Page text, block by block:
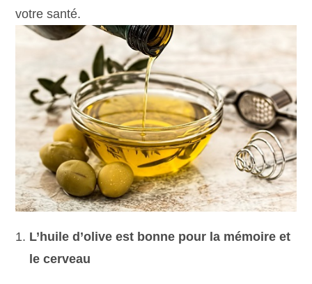
votre santé.
L’huile d’olive est bonne pour la mémoire et
le cerveau